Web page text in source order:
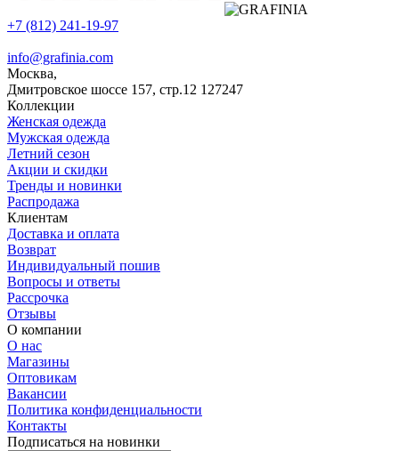
+7 (812) 241-19-97
info@grafinia.com
Москва,
Дмитровское шоссе 157, стр.12 127247
Коллекции
Женская одежда
Мужская одежда
Летний сезон
Акции и скидки
Тренды и новинки
Распродажа
Клиентам
Доставка и оплата
Возврат
Индивидуальный пошив
Вопросы и ответы
Рассрочка
Отзывы
О компании
О нас
Магазины
Оптовикам
Вакансии
Политика конфиденциальности
Контакты
Подписаться на новинки